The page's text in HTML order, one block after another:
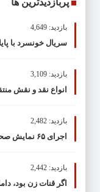
پربازدیدترین ها
بازدید: 4,649
سریال خونسرد با
بازدید: 3,109
انواع نقد و نقش
بازدید: 2,482
اجرای ۶۵ نمایش صحنه‌ای در تهران و ۳۰۰ اثر در شهرستان‌ها
بازدید: 2,442
اگر قنات زن بود،